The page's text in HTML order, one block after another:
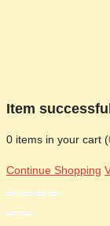
Item
0 items in your cart (
Continue Shopping